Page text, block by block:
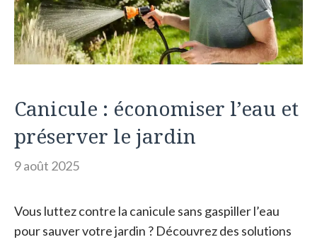
Canicule : économiser l’eau et
préserver le jardin
9 août 2025
Vous luttez contre la canicule sans gaspiller l’eau
pour sauver votre jardin ? Découvrez des solutions